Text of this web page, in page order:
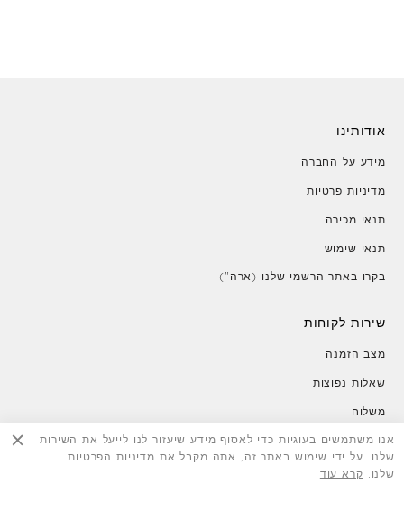
אנו משתמשים בעוגיות כדי לאסוף מידע שיעזור לנו לייעל את השירות
שלנו. על ידי שימוש באתר זה, אתה מקבל את מדיניות הפרטיות
שלנו.
קרא עוד
אודותינו
מידע על החברה
מדיניות פרטיות
תנאי מכירה
תנאי שימוש
בקרו באתר הרשמי שלנו (ארה")
שירות לקוחות
מצב הזמנה
שאלות נפוצות
משלוח
החזרות
צור קשר